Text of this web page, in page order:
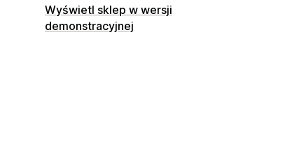
Wyświetl sklep w wersji
demonstracyjnej